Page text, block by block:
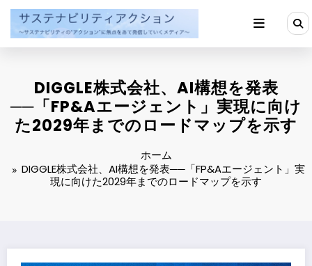
ン
DIGGLE株式会社、AI構想を発表
──「FP&Aエージェント」実現に向け
た2029年までのロードマップを示す
ホーム
DIGGLE株式会社、AI構想を発表──「FP&Aエージェント」実
現に向けた2029年までのロードマップを示す